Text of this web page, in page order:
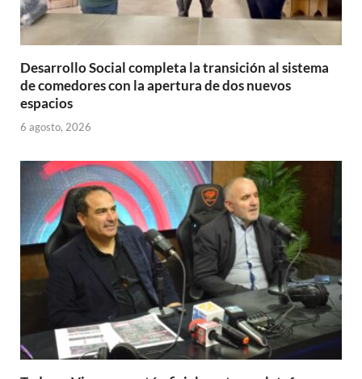
Desarrollo Social completa la transición al sistema
de comedores con la apertura de dos nuevos
espacios
6 agosto, 2026